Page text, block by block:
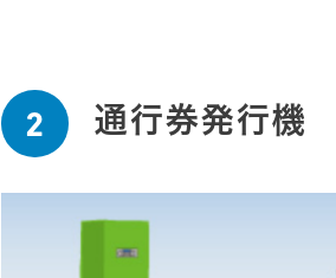
2 通行券発行機